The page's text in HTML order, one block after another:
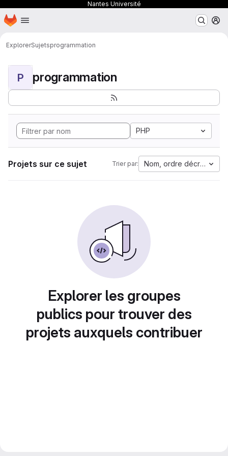
Nantes Université
Passer au contenu principal
Page d'accueil
ExplorerSujetsprogrammation
P programmation
PHP
Projets sur ce sujet Trier par: Nom, ordre décroissant
Explorer les groupes
publics pour trouver des
projets auxquels contribuer